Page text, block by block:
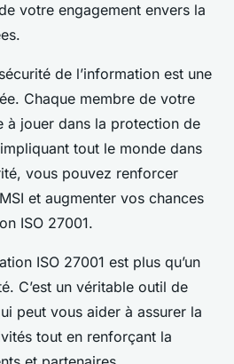
votre engagement envers la
de l’information est une
Chaque membre de votre
à jouer dans la protection de
tout le monde dans
vous pouvez renforcer
et augmenter vos chances
ISO 27001.
ISO 27001 est plus qu’un
C’est un véritable outil de
peut vous aider à assurer la
tout en renforçant la